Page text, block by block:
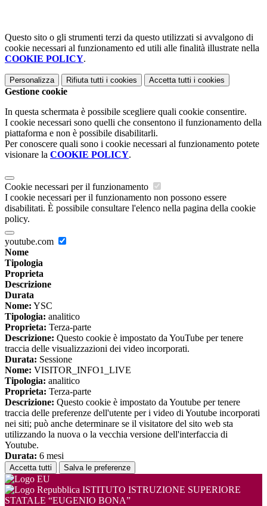
Questo sito o gli strumenti terzi da questo utilizzati si avvalgono di
cookie necessari al funzionamento ed utili alle finalità illustrate nella
COOKIE POLICY.
Personalizza Rifiuta tutti i cookies Accetta tutti i cookies
Gestione cookie
In questa schermata è possibile scegliere quali cookie consentire.
I cookie necessari sono quelli che consentono il funzionamento della
piattaforma e non è possibile disabilitarli.
Per conoscere quali sono i cookie necessari al funzionamento potete
visionare la COOKIE POLICY.
Cookie necessari per il funzionamento
I cookie necessari per il funzionamento non possono essere
disabilitati. È possibile consultare l'elenco nella pagina della cookie
policy.
youtube.com
Nome
Tipologia
Proprieta
Descrizione
Durata
Nome: YSC
Tipologia: analitico
Proprieta: Terza-parte
Descrizione: Questo cookie è impostato da YouTube per tenere
traccia delle visualizzazioni dei video incorporati.
Durata: Sessione
Nome: VISITOR_INFO1_LIVE
Tipologia: analitico
Proprieta: Terza-parte
Descrizione: Questo cookie è impostato da Youtube per tenere
traccia delle preferenze dell'utente per i video di Youtube incorporati
nei siti; può anche determinare se il visitatore del sito web sta
utilizzando la nuova o la vecchia versione dell'interfaccia di
Youtube.
Durata: 6 mesi
Accetta tutti Salva le preferenze
ISTITUTO ISTRUZIONE SUPERIORE
STATALE “EUGENIO BONA”